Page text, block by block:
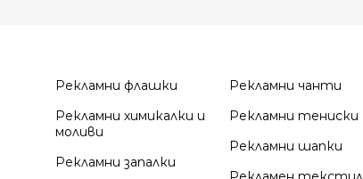
Рекламни флашки
Рекламни химикалки и
моливи
Рекламни запалки
Рекламни чанти
Рекламни тениски
Рекламни шапки